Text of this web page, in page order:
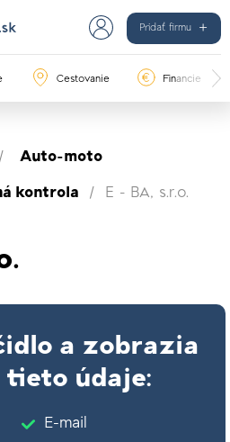
Pridať firmu
Cestovanie Financie
Auto-moto
kontrola E - BA, s.r.o.
a zobrazia
tieto údaje:
E-mail